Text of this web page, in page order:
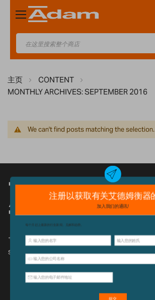
Toggle
Nav
主页
CONTENT
MONTHLY ARCHIVES: SEPTEMBER 2016
We can't find posts matching the selection.
+ 86 (27) 59420391
sales@adamequipment.com.cn
法律和隐私权法
可持续性